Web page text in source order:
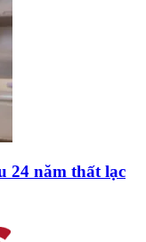
24 năm thất lạc